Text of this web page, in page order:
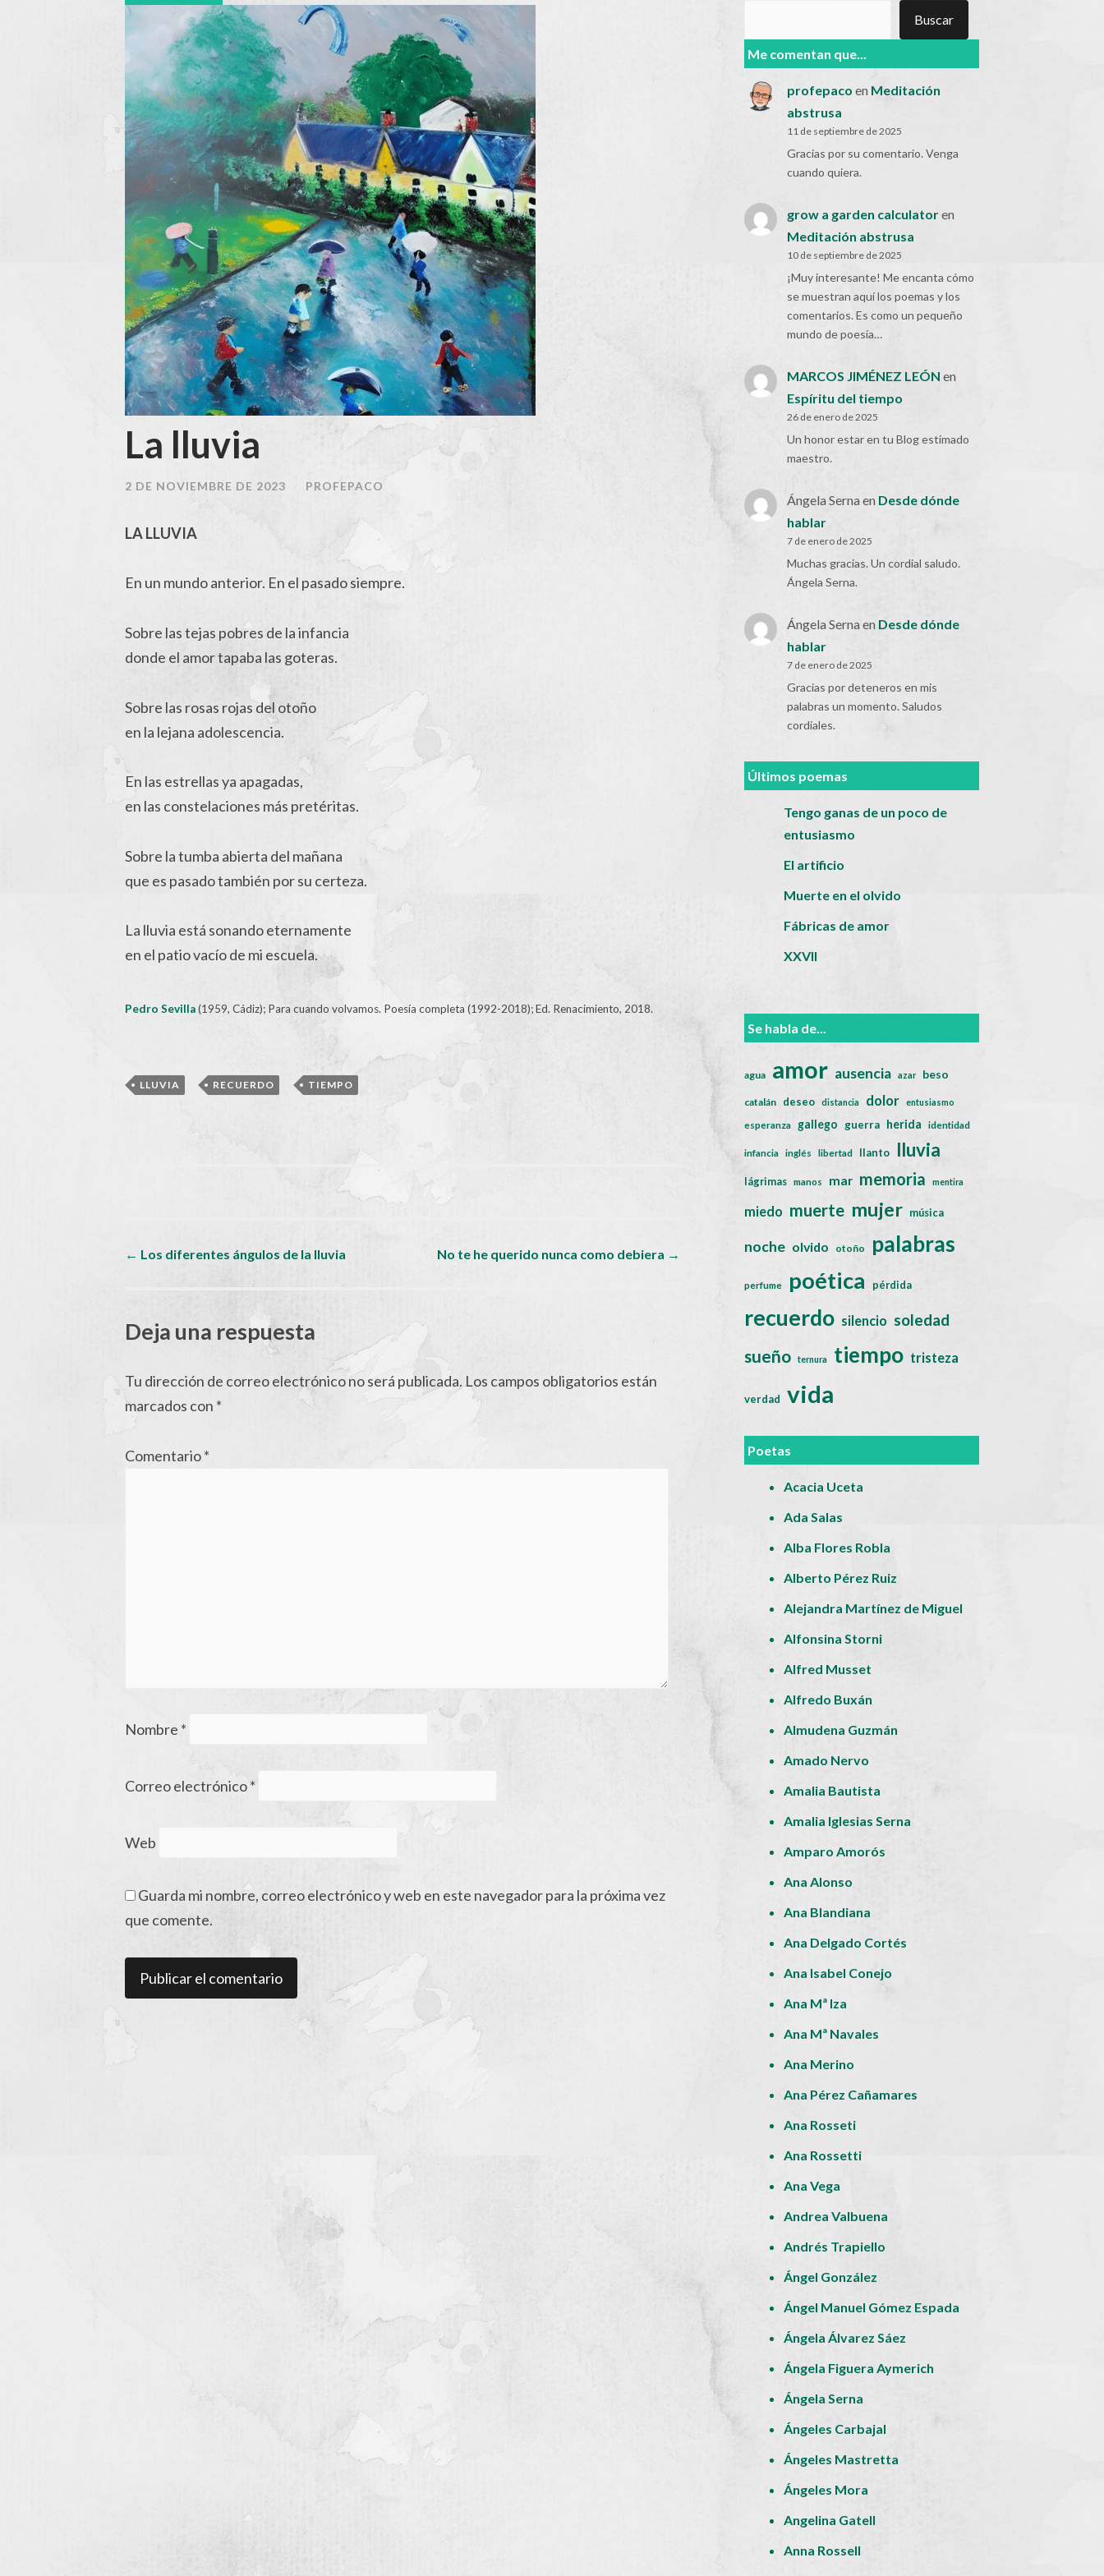
La lluvia
2 DE NOVIEMBRE DE 2023 PROFEPACO
LA LLUVIA
En un mundo anterior. En el pasado siempre.
Sobre las tejas pobres de la infancia
donde el amor tapaba las goteras.
Sobre las rosas rojas del otoño
en la lejana adolescencia.
En las estrellas ya apagadas,
en las constelaciones más pretéritas.
Sobre la tumba abierta del mañana
que es pasado también por su certeza.
La lluvia está sonando eternamente
en el patio vacío de mi escuela.
Pedro Sevilla(1959, Cádiz); Para cuando volvamos. Poesía completa (1992-2018); Ed. Renacimiento, 2018.
LLUVIA , RECUERDO , TIEMPO
Navegador
artículos
← Los diferentes ángulos de la lluvia No te he querido nunca como debiera →
Deja una respuesta
Tu dirección de correo electrónico no será publicada. Los campos obligatorios están
marcados con *
Comentario*
Nombre *
Correo electrónico*
Web
Guarda mi nombre, correo electrónico y web en este navegador para la próxima vez
que comente.
Buscar
Me comentan que...
profepaco en Meditación
abstrusa
11 de septiembre de 2025
Gracias por su comentario. Venga
cuando quiera.
grow a garden calculatoren
Meditación abstrusa
10 de septiembre de 2025
¡Muy interesante! Me encanta cómo
se muestran aquí los poemas y los
comentarios. Es como un pequeño
mundo de poesía…
MARCOS JIMÉNEZ LEÓN en
Espíritu del tiempo
26 de enero de 2025
Un honor estar en tu Blog estimado
maestro.
Ángela Serna en Desde dónde
hablar
7 de enero de 2025
Muchas gracias. Un cordial saludo.
Ángela Serna.
Ángela Serna en Desde dónde
hablar
7 de enero de 2025
Gracias por deteneros en mis
palabras un momento. Saludos
cordiales.
Últimos poemas
Tengo ganas de un poco de
entusiasmo
El artificio
Muerte en el olvido
Fábricas de amor
XXVII
Se habla de...
agua amor ausencia azar beso
catalán deseo distancia dolor entusiasmo
esperanza gallego guerra herida identidad
infancia inglés libertad llanto lluvia
lágrimas manos mar memoria mentira
miedo muerte mujer música
noche olvido otoño palabras
perfume poética pérdida
recuerdo silencio soledad
sueño ternura tiempo tristeza
verdad vida
Poetas
Acacia Uceta
Ada Salas
Alba Flores Robla
Alberto Pérez Ruiz
Alejandra Martínez de Miguel
Alfonsina Storni
Alfred Musset
Alfredo Buxán
Almudena Guzmán
Amado Nervo
Amalia Bautista
Amalia Iglesias Serna
Amparo Amorós
Ana Alonso
Ana Blandiana
Ana Delgado Cortés
Ana Isabel Conejo
Ana Mª Iza
Ana Mª Navales
Ana Merino
Ana Pérez Cañamares
Ana Rosseti
Ana Rossetti
Ana Vega
Andrea Valbuena
Andrés Trapiello
Ángel González
Ángel Manuel Gómez Espada
Ángela Álvarez Sáez
Ángela Figuera Aymerich
Ángela Serna
Ángeles Carbajal
Ángeles Mastretta
Ángeles Mora
Angelina Gatell
Anna Rossell